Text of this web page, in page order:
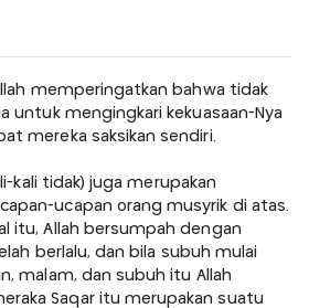
memperingatkan bahwa tidak
untuk mengingkari kekuasaan-Nya
mereka saksikan sendiri.
kali tidak) juga merupakan
ucapan orang musyrik di atas.
itu, Allah bersumpah dengan
berlalu, dan bila subuh mulai
malam, dan subuh itu Allah
Saqar itu merupakan suatu